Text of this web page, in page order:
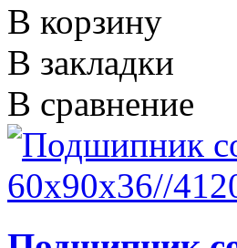
В корзину
В закладки
В сравнение